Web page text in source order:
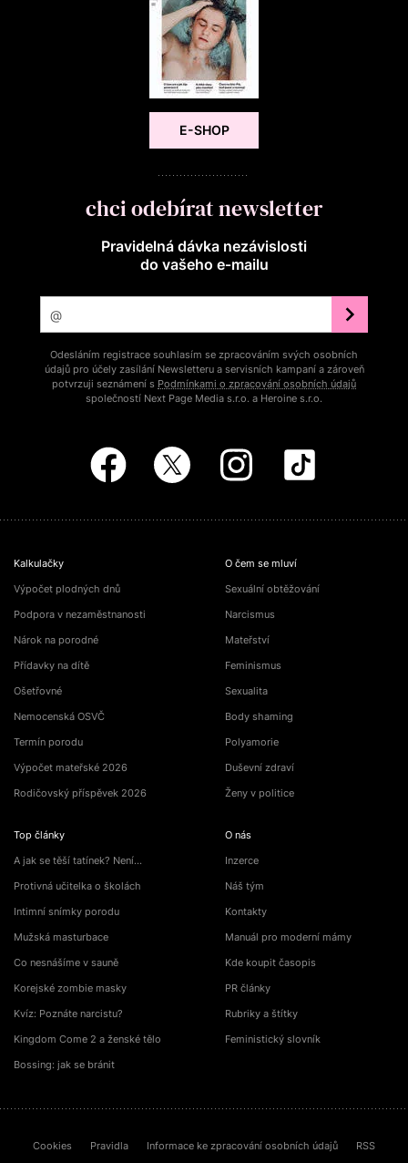
E-SHOP
chci odebírat newsletter
Pravidelná dávka nezávislosti
do vašeho e‑mailu
Odesláním registrace souhlasím se zpracováním svých osobních
údajů pro účely zasílání Newsletteru a servisních kampaní a zároveň
potvrzuji seznámení s Podmínkami o zpracování osobních údajů
společností Next Page Media s.r.o. a Heroine s.r.o.
Kalkulačky
Výpočet plodných dnů
Podpora v nezaměstnanosti
Nárok na porodné
Přídavky na dítě
Ošetřovné
Nemocenská OSVČ
Termín porodu
Výpočet mateřské 2026
Rodičovský příspěvek 2026
Top články
A jak se těší tatínek? Není…
Protivná učitelka o školách
Intimní snímky porodu
Mužská masturbace
Co nesnášíme v sauně
Korejské zombie masky
Kvíz: Poznáte narcistu?
Kingdom Come 2 a ženské tělo
Bossing: jak se bránit
O čem se mluví
Sexuální obtěžování
Narcismus
Mateřství
Feminismus
Sexualita
Body shaming
Polyamorie
Duševní zdraví
Ženy v politice
O nás
Inzerce
Náš tým
Kontakty
Manuál pro moderní mámy
Kde koupit časopis
PR články
Rubriky a štítky
Feministický slovník
Cookies Pravidla Informace ke zpracování osobních údajů RSS